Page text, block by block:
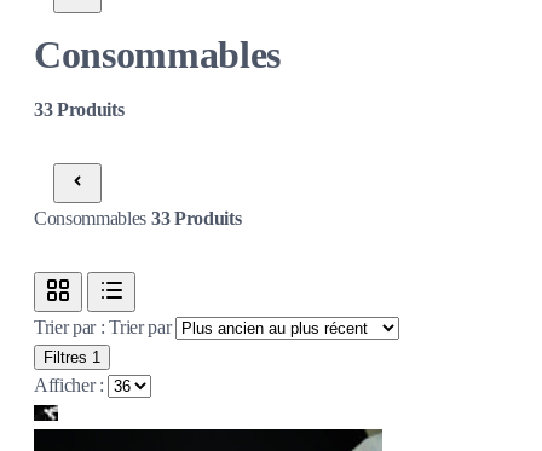
Consommables
33Produits
Consommables 33Produits
Trier par :Trier par
Filtres 1
Afficher :